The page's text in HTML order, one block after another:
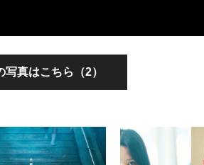
写真はこちら（2）